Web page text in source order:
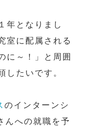
年となりまし
室に配属される
に～！」と周囲
したいです。
のインターンシ
んへの就職を予